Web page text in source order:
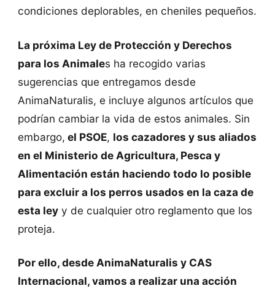
condiciones deplorables, en cheniles pequeños.
La próxima Ley de Protección y Derechos
para los Animales ha recogido varias
sugerencias que entregamos desde
AnimaNaturalis, e incluye algunos artículos que
podrían cambiar la vida de estos animales. Sin
embargo, el PSOE, los cazadores y sus aliados
en el Ministerio de Agricultura, Pesca y
Alimentación están haciendo todo lo posible
para excluir a los perros usados en la caza de
esta leyy de cualquier otro reglamento que los
proteja.
Por ello, desde AnimaNaturalis y CAS
Internacional, vamos a realizar una acción